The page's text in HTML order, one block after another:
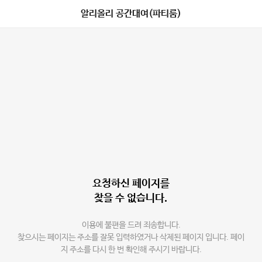
알리올리 공간대여(파티룸)
요청하신 페이지를
찾을 수 없습니다.
이용에 불편을 드려 죄송합니다.
찾으시는 페이지는 주소를 잘못 입력하였거나 삭제된 페이지 입니다. 페이
지 주소를 다시 한 번 확인해 주시기 바랍니다.